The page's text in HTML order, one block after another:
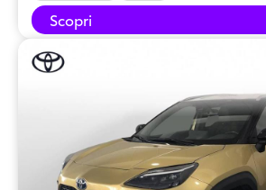
Scopri